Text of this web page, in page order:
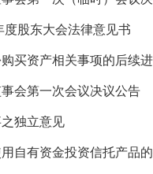
股东大会法律意见书
买资产相关事项的后续
会第一次会议决议公告
独立意见
自有资金投资信托产品